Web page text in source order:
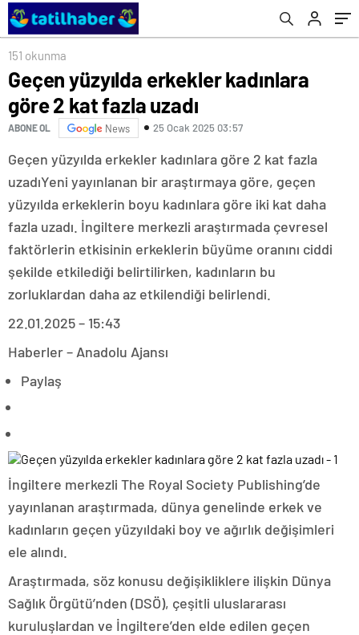
151 okunma
Geçen yüzyılda erkekler kadınlara
göre 2 kat fazla uzadı
ABONE OL News 25 Ocak 2025 03:57
Geçen yüzyılda erkekler kadınlara göre 2 kat fazla
uzadıYeni yayınlanan bir araştırmaya göre, geçen
yüzyılda erkeklerin boyu kadınlara göre iki kat daha
fazla uzadı. İngiltere merkezli araştırmada çevresel
faktörlerin etkisinin erkeklerin büyüme oranını ciddi
şekilde etkilediği belirtilirken, kadınların bu
zorluklardan daha az etkilendiği belirlendi.
22.01.2025 – 15:43
Haberler – Anadolu Ajansı
Paylaş
İngiltere merkezli The Royal Society Publishing’de
yayınlanan araştırmada, dünya genelinde erkek ve
kadınların geçen yüzyıldaki boy ve ağırlık değişimleri
ele alındı.
Araştırmada, söz konusu değişikliklere ilişkin Dünya
Sağlık Örgütü’nden (DSÖ), çeşitli uluslararası
kuruluşlardan ve İngiltere’den elde edilen geçen